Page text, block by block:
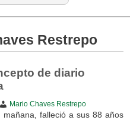
Restrepo
de diario
Mario Chaves Restrepo
falleció a sus 88 años